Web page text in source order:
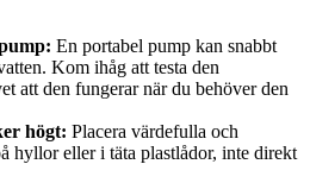
En portabel pump kan snabbt
Kom ihåg att testa den
att den fungerar när du behöver den
högt: Placera värdefulla och
hyllor eller i täta plastlådor, inte direkt